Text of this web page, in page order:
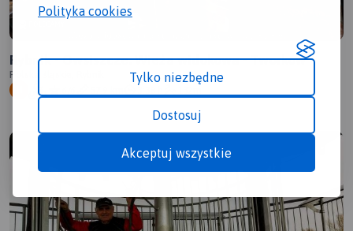
Polityka cookies
Tylko niezbędne
Dostosuj
Akceptuj wszystkie
Rybnik - Owsiszcze. Wieża widokowa - Tworków
Polska, śląskie, Rybnik